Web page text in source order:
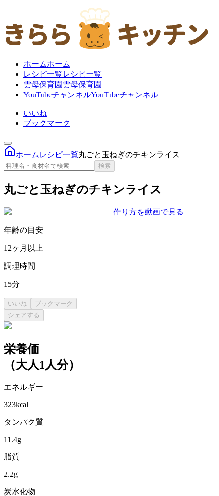
ホームホーム
レシピ一覧レシピ一覧
雲母保育園 雲母保育園
YouTubeチャンネルYouTubeチャンネル
いいね
ブックマーク
ホーム レシピ一覧丸ごと玉ねぎのチキンライス
検索
丸ごと玉ねぎのチキンライス
作り方を動画で見る
年齢の目安
12ヶ月以上
調理時間
15分
いいね
ブックマーク
シェアする
栄養価
（大人1人分）
エネルギー
323kcal
タンパク質
11.4g
脂質
2.2g
炭水化物